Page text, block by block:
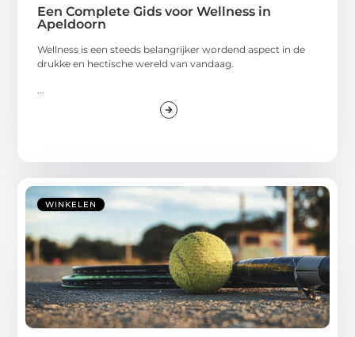
Een Complete Gids voor Wellness in
Apeldoorn
Wellness is een steeds belangrijker wordend aspect in de
drukke en hectische wereld van vandaag.
WINKELEN